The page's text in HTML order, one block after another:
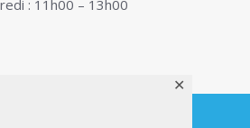
✕
: 11h00 – 13h00